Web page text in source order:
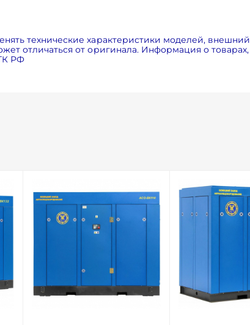
технические характеристики моделей,
отличаться от оригинала. Информация о
РФ